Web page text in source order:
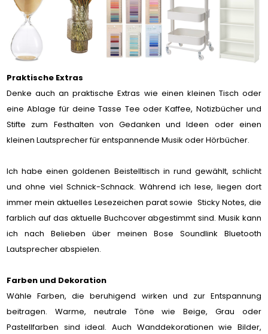
Praktische Extras
Denke auch an praktische Extras wie einen kleinen Tisch oder
eine Ablage für deine Tasse Tee oder Kaffee, Notizbücher und
Stifte zum Festhalten von Gedanken und Ideen oder einen
kleinen Lautsprecher für entspannende Musik oder Hörbücher.
Ich habe einen goldenen Beistelltisch in rund gewählt, schlicht
und ohne viel Schnick-Schnack. Während ich lese, liegen dort
immer mein aktuelles Lesezeichen parat sowie Sticky Notes, die
farblich auf das aktuelle Buchcover abgestimmt sind. Musik kann
ich nach Belieben über meinen Bose Soundlink Bluetooth
Lautsprecher abspielen.
Farben und Dekoration
Wähle Farben, die beruhigend wirken und zur Entspannung
beitragen. Warme, neutrale Töne wie Beige, Grau oder
Pastellfarben sind ideal. Auch Wanddekorationen wie Bilder,